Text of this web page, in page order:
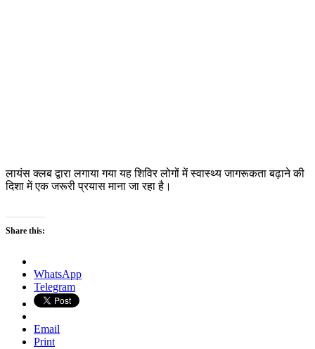
लायंस क्लब द्वारा लगाया गया यह शिविर लोगों में स्वास्थ्य जागरूकता बढ़ाने की
दिशा में एक जरूरी प्रयास माना जा रहा है।
Share this:
WhatsApp
Telegram
Email
Print